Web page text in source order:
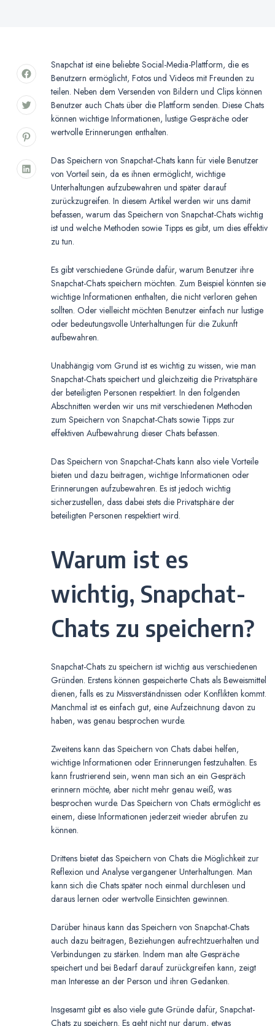
Snapchat ist eine beliebte Social-Media-Plattform, die es
Benutzern ermöglicht, Fotos und Videos mit Freunden zu
teilen. Neben dem Versenden von Bildern und Clips können
Benutzer auch Chats über die Plattform senden. Diese Chats
können wichtige Informationen, lustige Gespräche oder
wertvolle Erinnerungen enthalten.
Das Speichern von Snapchat-Chats kann für viele Benutzer
von Vorteil sein, da es ihnen ermöglicht, wichtige
Unterhaltungen aufzubewahren und später darauf
zurückzugreifen. In diesem Artikel werden wir uns damit
befassen, warum das Speichern von Snapchat-Chats wichtig
ist und welche Methoden sowie Tipps es gibt, um dies effektiv
zu tun.
Es gibt verschiedene Gründe dafür, warum Benutzer ihre
Snapchat-Chats speichern möchten. Zum Beispiel könnten sie
wichtige Informationen enthalten, die nicht verloren gehen
sollten. Oder vielleicht möchten Benutzer einfach nur lustige
oder bedeutungsvolle Unterhaltungen für die Zukunft
aufbewahren.
Unabhängig vom Grund ist es wichtig zu wissen, wie man
Snapchat-Chats speichert und gleichzeitig die Privatsphäre
der beteiligten Personen respektiert. In den folgenden
Abschnitten werden wir uns mit verschiedenen Methoden
zum Speichern von Snapchat-Chats sowie Tipps zur
effektiven Aufbewahrung dieser Chats befassen.
Das Speichern von Snapchat-Chats kann also viele Vorteile
bieten und dazu beitragen, wichtige Informationen oder
Erinnerungen aufzubewahren. Es ist jedoch wichtig
sicherzustellen, dass dabei stets die Privatsphäre der
beteiligten Personen respektiert wird.
Warum ist es
wichtig, Snapchat-
Chats zu speichern?
Snapchat-Chats zu speichern ist wichtig aus verschiedenen
Gründen. Erstens können gespeicherte Chats als Beweismittel
dienen, falls es zu Missverständnissen oder Konflikten kommt.
Manchmal ist es einfach gut, eine Aufzeichnung davon zu
haben, was genau besprochen wurde.
Zweitens kann das Speichern von Chats dabei helfen,
wichtige Informationen oder Erinnerungen festzuhalten. Es
kann frustrierend sein, wenn man sich an ein Gespräch
erinnern möchte, aber nicht mehr genau weiß, was
besprochen wurde. Das Speichern von Chats ermöglicht es
einem, diese Informationen jederzeit wieder abrufen zu
können.
Drittens bietet das Speichern von Chats die Möglichkeit zur
Reflexion und Analyse vergangener Unterhaltungen. Man
kann sich die Chats später noch einmal durchlesen und
daraus lernen oder wertvolle Einsichten gewinnen.
Darüber hinaus kann das Speichern von Snapchat-Chats
auch dazu beitragen, Beziehungen aufrechtzuerhalten und
Verbindungen zu stärken. Indem man alte Gespräche
speichert und bei Bedarf darauf zurückgreifen kann, zeigt
man Interesse an der Person und ihren Gedanken.
Insgesamt gibt es also viele gute Gründe dafür, Snapchat-
Chats zu speichern. Es geht nicht nur darum, etwas